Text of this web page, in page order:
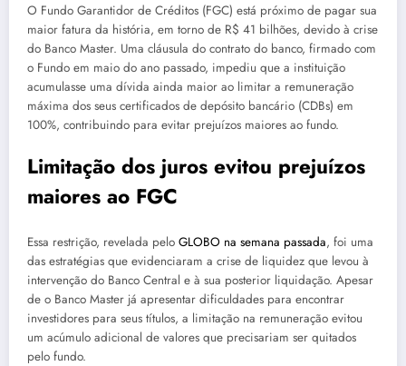
O Fundo Garantidor de Créditos (FGC) está próximo de pagar sua
maior fatura da história, em torno de R$ 41 bilhões, devido à crise
do Banco Master. Uma cláusula do contrato do banco, firmado com
o Fundo em maio do ano passado, impediu que a instituição
acumulasse uma dívida ainda maior ao limitar a remuneração
máxima dos seus certificados de depósito bancário (CDBs) em
100%, contribuindo para evitar prejuízos maiores ao fundo.
Limitação dos juros evitou prejuízos
maiores ao FGC
Essa restrição, revelada pelo GLOBO na semana passada, foi uma
das estratégias que evidenciaram a crise de liquidez que levou à
intervenção do Banco Central e à sua posterior liquidação. Apesar
de o Banco Master já apresentar dificuldades para encontrar
investidores para seus títulos, a limitação na remuneração evitou
um acúmulo adicional de valores que precisariam ser quitados
pelo fundo.